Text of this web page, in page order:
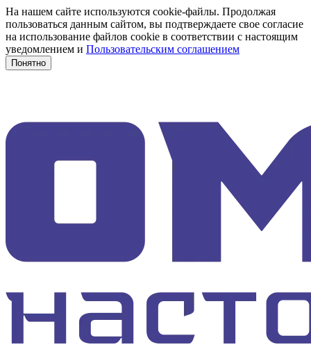
На нашем сайте используются cookie-файлы. Продолжая
пользоваться данным сайтом, вы подтверждаете свое согласие
на использование файлов cookie в соответствии с настоящим
уведомлением и Пользовательским соглашением
Понятно